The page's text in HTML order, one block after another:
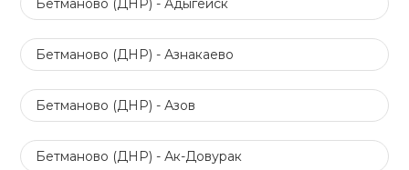
Бетманово (ДНР) - Адыгейск
Бетманово (ДНР) - Азнакаево
Бетманово (ДНР) - Азов
Бетманово (ДНР) - Ак-Довурак